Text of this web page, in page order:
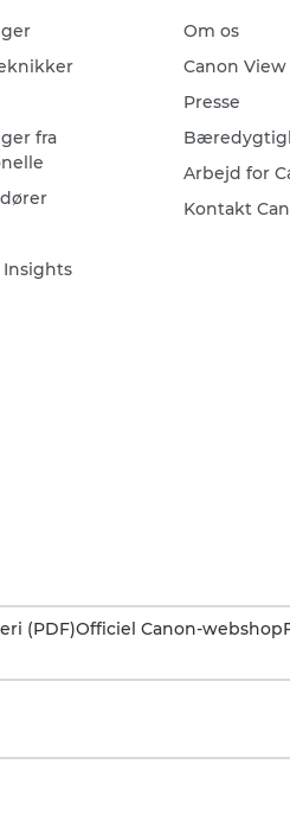
fra
Insights
Om os
Canon View
Presse
Arbejd for
Kontakt
(PDF)Officiel Canon-webshop